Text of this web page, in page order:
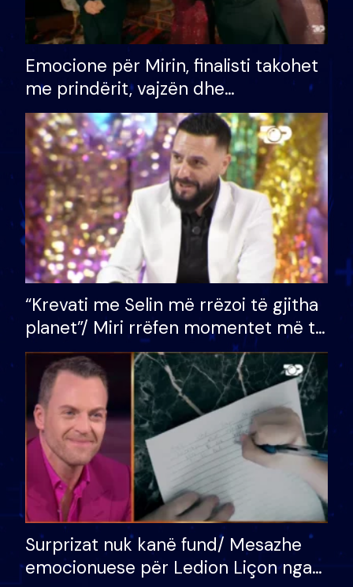
Emocione për Mirin, finalisti takohet
me prindërit, vajzën dhe
bashkëshorten: S’kemi ndonjë letër
divorci apo jo?
“Krevati me Selin më rrëzoi të gjitha
planet”/ Miri rrëfen momentet më të
bukura në shtëpinë e BB VIP: Do më
mungojë zilja e mëngjesit kur…
Surprizat nuk kanë fund/ Mesazhe
emocionuese për Ledion Liçon nga